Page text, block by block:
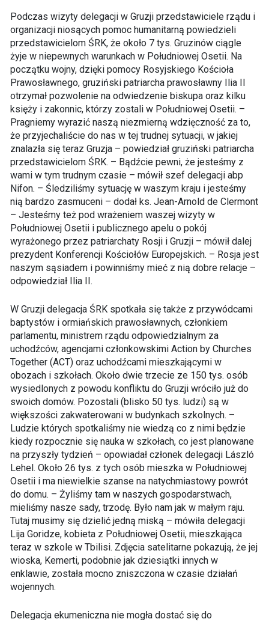
Podczas wizyty delegacji w Gruzji przedstawiciele rządu i
organizacji niosących pomoc humanitarną powiedzieli
przedstawicielom ŚRK, że około 7 tys. Gruzinów ciągle
żyje w niepewnych warunkach w Południowej Osetii. Na
początku wojny, dzięki pomocy Rosyjskiego Kościoła
Prawosławnego, gruziński patriarcha prawosławny Ilia II
otrzymał pozwolenie na odwiedzenie biskupa oraz kilku
księży i zakonnic, którzy zostali w Południowej Osetii. –
Pragniemy wyrazić naszą niezmierną wdzięczność za to,
że przyjechaliście do nas w tej trudnej sytuacji, w jakiej
znalazła się teraz Gruzja – powiedział gruziński patriarcha
przedstawicielom ŚRK. – Bądźcie pewni, że jesteśmy z
wami w tym trudnym czasie – mówił szef delegacji abp
Nifon. – Śledziliśmy sytuację w waszym kraju i jesteśmy
nią bardzo zasmuceni – dodał ks. Jean-Arnold de Clermont
– Jesteśmy też pod wrażeniem waszej wizyty w
Południowej Osetii i publicznego apelu o pokój
wyrażonego przez patriarchaty Rosji i Gruzji – mówił dalej
prezydent Konferencji Kościołów Europejskich. – Rosja jest
naszym sąsiadem i powinniśmy mieć z nią dobre relacje –
odpowiedział Ilia II.
W Gruzji delegacja ŚRK spotkała się także z przywódcami
baptystów i ormiańskich prawosławnych, członkiem
parlamentu, ministrem rządu odpowiedzialnym za
uchodźców, agencjami członkowskimi Action by Churches
Together (ACT) oraz uchodźcami mieszkającymi w
obozach i szkołach. Około dwie trzecie ze 150 tys. osób
wysiedlonych z powodu konfliktu do Gruzji wróciło już do
swoich domów. Pozostali (blisko 50 tys. ludzi) są w
większości zakwaterowani w budynkach szkolnych. –
Ludzie których spotkaliśmy nie wiedzą co z nimi będzie
kiedy rozpocznie się nauka w szkołach, co jest planowane
na przyszły tydzień – opowiadał członek delegacji László
Lehel. Około 26 tys. z tych osób mieszka w Południowej
Osetii i ma niewielkie szanse na natychmiastowy powrót
do domu. – Żyliśmy tam w naszych gospodarstwach,
mieliśmy nasze sady, trzodę. Było nam jak w małym raju.
Tutaj musimy się dzielić jedną miską – mówiła delegacji
Lija Goridze, kobieta z Południowej Osetii, mieszkająca
teraz w szkole w Tbilisi. Zdjęcia satelitarne pokazują, że jej
wioska, Kemerti, podobnie jak dziesiątki innych w
enklawie, została mocno zniszczona w czasie działań
wojennych.
Delegacja ekumeniczna nie mogła dostać się do